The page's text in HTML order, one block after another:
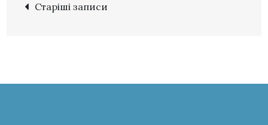
Старіші записи